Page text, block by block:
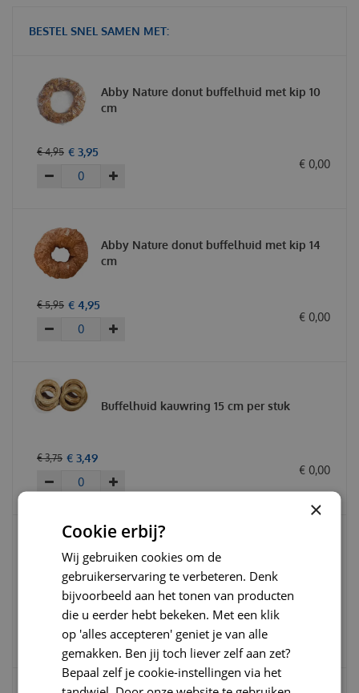
BESTEL SNEL SAMEN MET:
Abby Nature donut buffelhuid met kip 10
cm
€ 4,95 € 3,95
€ 0,00
Abby Nature donut buffelhuid met kip 14
cm
€ 5,95 € 4,95
€ 0,00
Buffelhuid kauwring 15 cm per stuk
€ 3,75 € 3,49
€ 0,00
Abby Nature 100% puur bullepees 15 cm
€ 3 ,59
×
Cookie erbij?
Wij gebruiken cookies om de
gebruikerservaring te verbeteren. Denk
bijvoorbeeld aan het tonen van producten
die u eerder hebt bekeken. Met een klik
op 'alles accepteren' geniet je van alle
gemakken. Ben jij toch liever zelf aan zet?
Bepaal zelf je cookie-instellingen via het